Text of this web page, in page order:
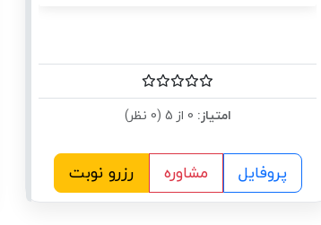
امتیاز:
پروفایل مشاوره رزرو نوبت